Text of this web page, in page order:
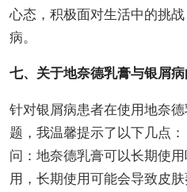
心态，积极面对生活中的挑
病。
七、关于地奈德乳膏与银屑
针对银屑病患者在使用地奈
题，我温馨提示了以下几点：
问：地奈德乳膏可以长期使
用，长期使用可能会导致皮